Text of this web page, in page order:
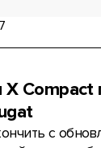
X Compact
с